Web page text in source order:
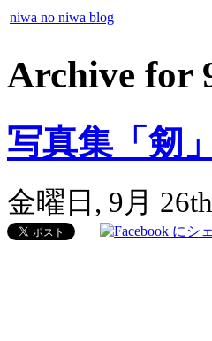
niwa no niwa blog
Archive for
写真集「剱
金曜日, 9月